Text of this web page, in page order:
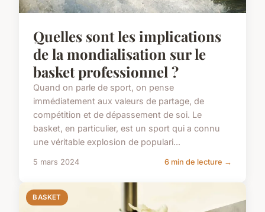
Quelles sont les implications
de la mondialisation sur le
basket professionnel ?
Quand on parle de sport, on pense
immédiatement aux valeurs de partage, de
compétition et de dépassement de soi. Le
basket, en particulier, est un sport qui a connu
une véritable explosion de populari...
5 mars 2024 6 min de lecture →
BASKET